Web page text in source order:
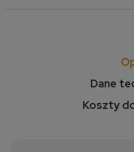
Dane
Koszty
Cena nie zawiera